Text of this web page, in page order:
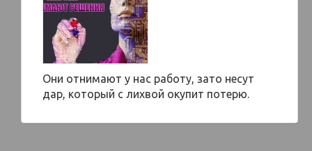
Они отнимают у нас работу, зато несут
дар, который с лихвой окупит потерю.